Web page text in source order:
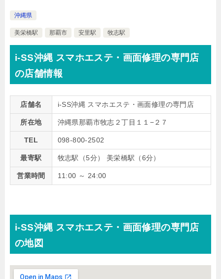
沖縄県
美栄橋駅 那覇市 安里駅 牧志駅
i-SS沖縄 スマホエステ・画面修理の専門店
の店舗情報
店舗名 i-SS沖縄 スマホエステ・画面修理の専門店
所在地 沖縄県那覇市牧志２丁目１１−２７
TEL 098-800-2502
最寄駅 牧志駅（5分） 美栄橋駅（6分）
営業時間 11:00 ～ 24:00
i-SS沖縄 スマホエステ・画面修理の専門店
の地図